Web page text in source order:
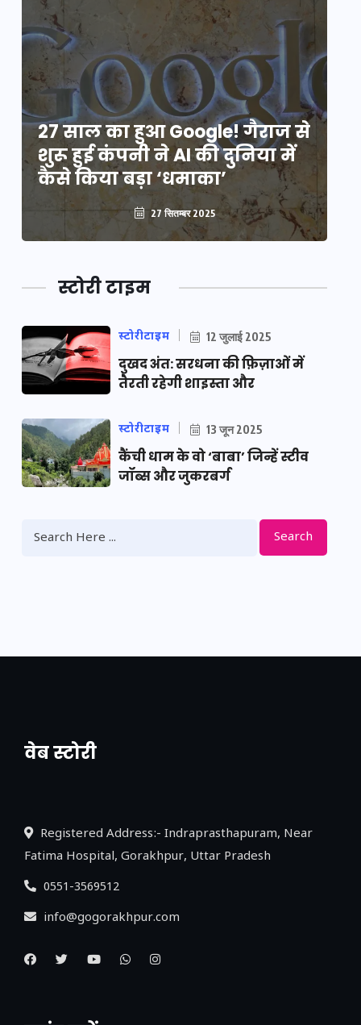
27 साल का हुआ Google! गैराज से
शुरू हुई कंपनी ने AI की दुनिया में
कैसे किया बड़ा ‘धमाका’
27 सितम्बर 2025
स्टोरी टाइम
स्टोरीटाइम 12 जुलाई 2025
दुखद अंत: सरधना की फ़िज़ाओं में
तैरती रहेगी शाइस्ता और
स्टोरीटाइम 13 जून 2025
कैंची धाम के वो ‘बाबा’ जिन्हें स्टीव
जॉब्स और जुकरबर्ग
Search
वेब स्टोरी
नया एक्सप्रेसवे: पूर्वांचल का लक, डेवलपमेंट का
Registered Address:- Indraprasthapuram, Near
Fatima Hospital, Gorakhpur, Uttar Pradesh
0551-3569512
info@gogorakhpur.com